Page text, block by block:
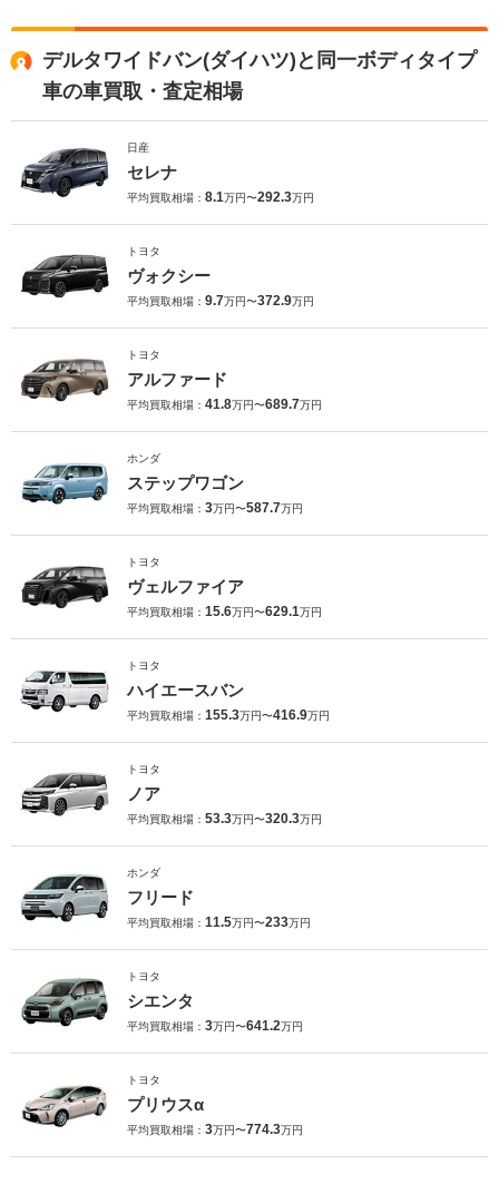
デルタワイドバン(ダイハツ)と同一ボディタイプ
車の車買取・査定相場
日産
セレナ
平均買取相場： 8.1万円〜292.3万円
トヨタ
ヴォクシー
平均買取相場： 9.7万円〜372.9万円
トヨタ
アルファード
平均買取相場： 41.8万円〜689.7万円
ホンダ
ステップワゴン
平均買取相場： 3万円〜587.7万円
トヨタ
ヴェルファイア
平均買取相場： 15.6万円〜629.1万円
トヨタ
ハイエースバン
平均買取相場： 155.3万円〜416.9万円
トヨタ
ノア
平均買取相場： 53.3万円〜320.3万円
ホンダ
フリード
平均買取相場： 11.5万円〜233万円
トヨタ
シエンタ
平均買取相場： 3万円〜641.2万円
トヨタ
プリウスα
平均買取相場： 3万円〜774.3万円